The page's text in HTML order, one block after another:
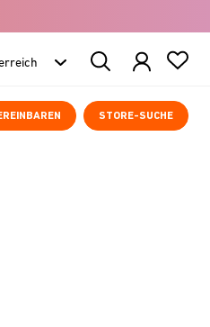
Search
Products
STORE-SUCHE